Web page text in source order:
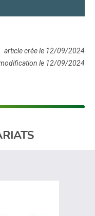
article crée le 12/09/2024
le 12/09/2024